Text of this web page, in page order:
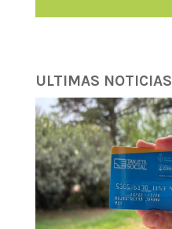
ULTIMAS NOTICIAS